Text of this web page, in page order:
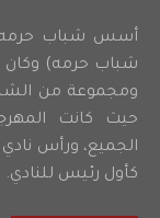
شباب حرمه) وكان
ومجموعة من
حيث كانت
الجميع، ورأس
كأول رئيس للنادي.